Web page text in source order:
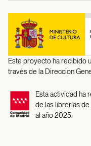
Este proyecto ha recibido
través de la Direccion
Esta actividad ha
de las librerías
al año 2025.